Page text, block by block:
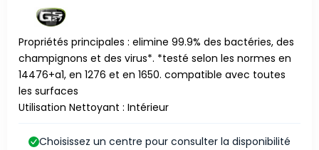
Propriétés principales : elimine 99.9% des bactéries, des
champignons et des virus*. *testé selon les normes en
14476+a1, en 1276 et en 1650. compatible avec toutes
les surfaces
Utilisation Nettoyant : Intérieur
Choisissez un centre pour consulter la disponibilité